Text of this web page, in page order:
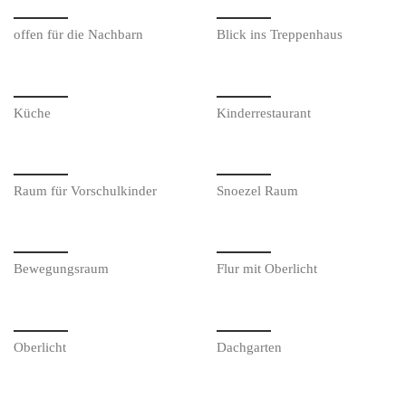
offen für die Nachbarn Blick ins Treppenhaus
Küche Kinderrestaurant
Raum für Vorschulkinder Snoezel Raum
Bewegungsraum Flur mit Oberlicht
Oberlicht Dachgarten